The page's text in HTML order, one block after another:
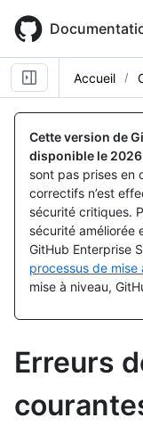
main
content
Accueil
Cette version de
disponible le
sont pas prises en
correctifs n’est
sécurité critiques.
sécurité améliorée
GitHub Enterprise
processus de mise
mise à niveau,
Erreurs